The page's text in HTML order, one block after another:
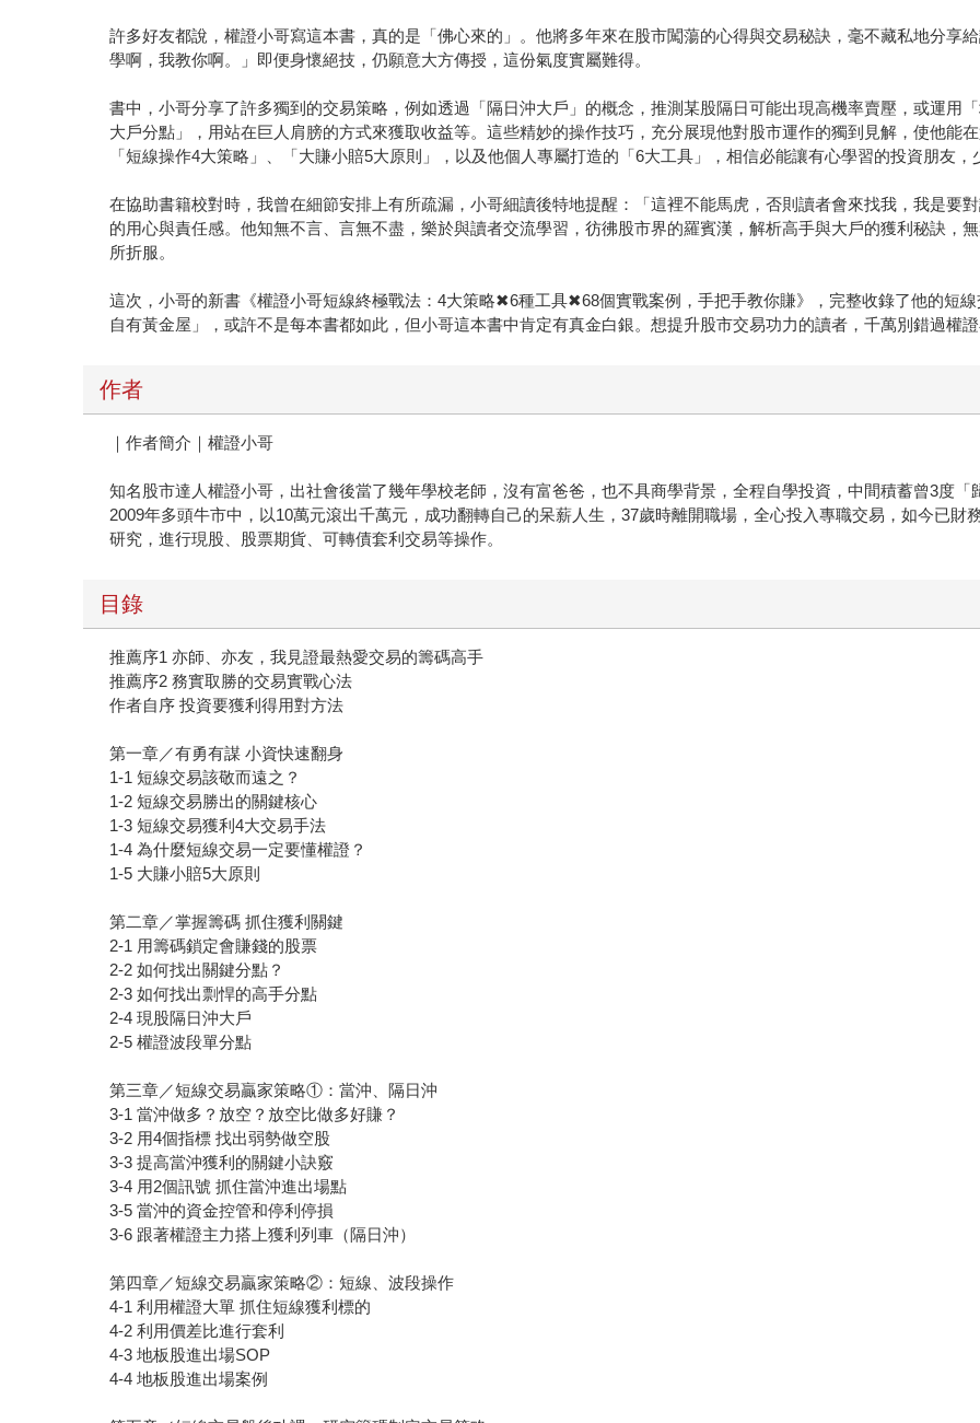
許多好友都說，權證小哥寫這本書，真的是「佛心來的」。他將多年來在股市闖蕩的心得與交易秘訣，毫不藏私地分享
學啊，我教你啊。」即便身懷絕技，仍願意大方傳授，這份氣度實屬難得。
書中，小哥分享了許多獨到的交易策略，例如透過「隔日沖大戶」的概念，推測某股隔日可能出現高機率賣壓，或運用
大戶分點」，用站在巨人肩膀的方式來獲取收益等。這些精妙的操作技巧，充分展現他對股市運作的獨到見解，使他能
「短線操作4大策略」、「大賺小賠5大原則」，以及他個人專屬打造的「6大工具」，相信必能讓有心學習的投資朋友
在協助書籍校對時，我曾在細節安排上有所疏漏，小哥細讀後特地提醒：「這裡不能馬虎，否則讀者會來找我，我是要
的用心與責任感。他知無不言、言無不盡，樂於與讀者交流學習，彷彿股市界的羅賓漢，解析高手與大戶的獲利秘訣，
所折服。
這次，小哥的新書《權證小哥短線終極戰法：4大策略✖6種工具✖68個實戰案例，手把手教你賺》，完整收錄了他的短
自有黃金屋」，或許不是每本書都如此，但小哥這本書中肯定有真金白銀。想提升股市交易功力的讀者，千萬別錯過權證
作者
｜作者簡介｜權證小哥
知名股市達人權證小哥，出社會後當了幾年學校老師，沒有富爸爸，也不具商學背景，全程自學投資，中間積蓄曾3度
2009年多頭牛市中，以10萬元滾出千萬元，成功翻轉自己的呆薪人生，37歲時離開職場，全心投入專職交易，如今已財
研究，進行現股、股票期貨、可轉債套利交易等操作。
目錄
推薦序1 亦師、亦友，我見證最熱愛交易的籌碼高手
推薦序2 務實取勝的交易實戰心法
作者自序 投資要獲利得用對方法
第一章／有勇有謀 小資快速翻身
1-1 短線交易該敬而遠之？
1-2 短線交易勝出的關鍵核心
1-3 短線交易獲利4大交易手法
1-4 為什麼短線交易一定要懂權證？
1-5 大賺小賠5大原則
第二章／掌握籌碼 抓住獲利關鍵
2-1 用籌碼鎖定會賺錢的股票
2-2 如何找出關鍵分點？
2-3 如何找出剽悍的高手分點
2-4 現股隔日沖大戶
2-5 權證波段單分點
第三章／短線交易贏家策略①：當沖、隔日沖
3-1 當沖做多？放空？放空比做多好賺？
3-2 用4個指標 找出弱勢做空股
3-3 提高當沖獲利的關鍵小訣竅
3-4 用2個訊號 抓住當沖進出場點
3-5 當沖的資金控管和停利停損
3-6 跟著權證主力搭上獲利列車（隔日沖）
第四章／短線交易贏家策略②：短線、波段操作
4-1 利用權證大單 抓住短線獲利標的
4-2 利用價差比進行套利
4-3 地板股進出場SOP
4-4 地板股進出場案例